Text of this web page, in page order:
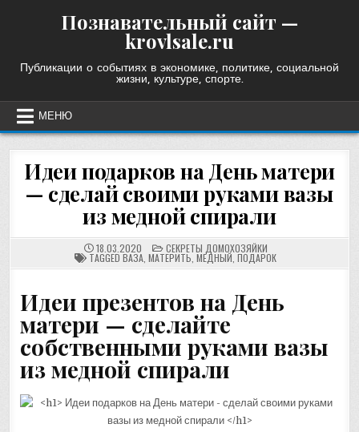
Познавательный сайт —
krovlsale.ru
Публикации о событиях в экономике, политике, социальной
жизни, культуре, спорте.
МЕНЮ
Идеи подарков на День матери
— сделай своими руками вазы
из медной спирали
18.03.2020 POSTED
IN
СЕКРЕТЫ ДОМОХОЗЯЙКИ
TAGGED ВАЗА МАТЕРИТЬ МЕДНЫЙ ПОДАРОК
Идеи презентов на День
матери — сделайте
собственными руками вазы
из медной спирали